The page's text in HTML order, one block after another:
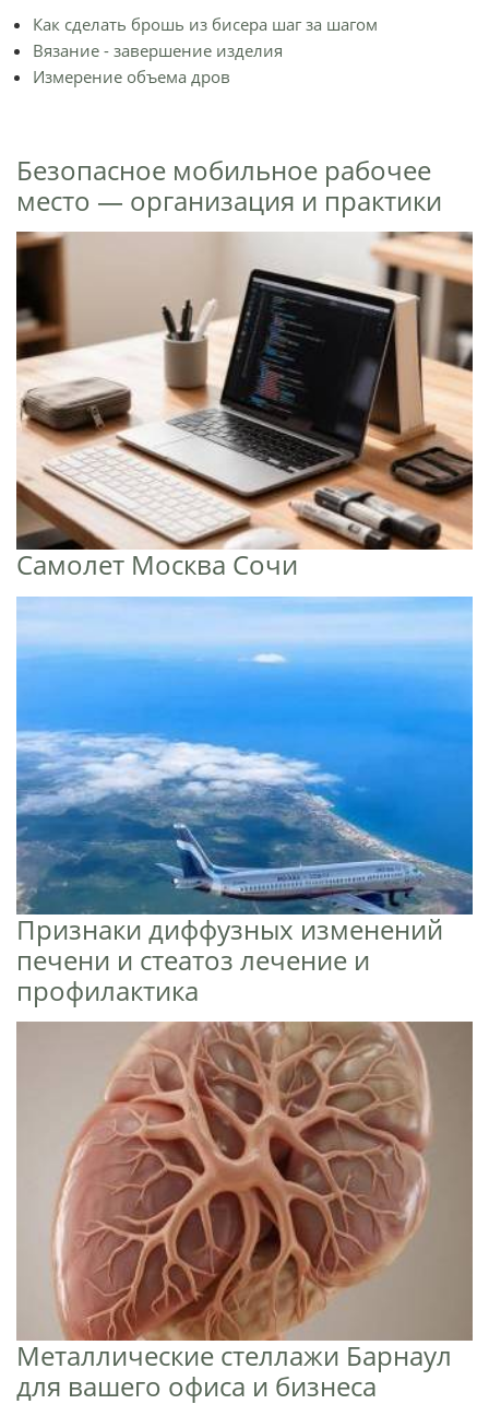
Как сделать брошь из бисера шаг за шагом
Вязание - завершение изделия
Измерение объема дров
Безопасное мобильное рабочее
место — организация и практики
Самолет Москва Сочи
Признаки диффузных изменений
печени и стеатоз лечение и
профилактика
Металлические стеллажи Барнаул
для вашего офиса и бизнеса